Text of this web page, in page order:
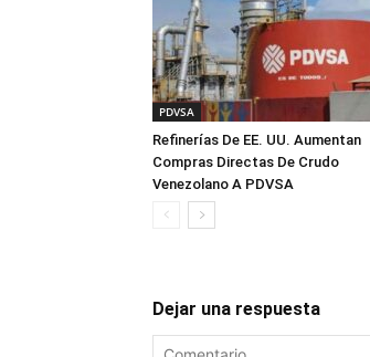
PDVSA
Refinerías De EE. UU. Aumentan
Compras Directas De Crudo
Venezolano A PDVSA
Dejar una respuesta